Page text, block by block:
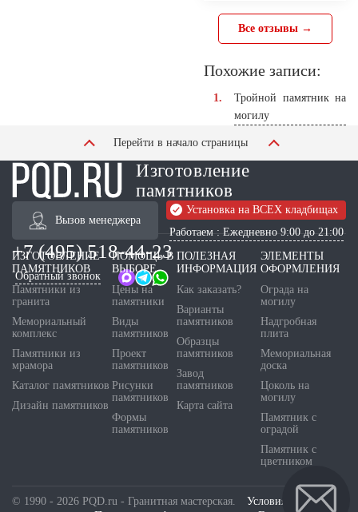
Все отзывы →
Похожие записи:
Тройной памятник на
могилу
Перейти в начало страницы
Изготовление
памятников
Вызов менеджера
Установка на ВСЕХ кладбищах
Работаем : Ежедневно 9:00 до 21:00
+7 (495) 518-44-23
Обратный звонок
ИЗГОТОВЛЕНИЕ
ПАМЯТНИКОВ
Памятники из
гранита
Мемориальный
комплекс
Памятники из
мрамора
Каталог памятников
Дизайн памятников
ПОМОЩЬ В
ВЫБОРЕ
Цены на
памятники
Виды
памятников
Проект
памятников
Рисунки
памятников
Формы
памятников
ПОЛЕЗНАЯ
ИНФОРМАЦИЯ
Как заказать?
Варианты
памятников
Образцы
памятников
Завод
памятников
Карта сайта
ЭЛЕМЕНТЫ
ОФОРМЛЕНИЯ
Ограда на
могилу
Надгробная
плита
Мемориальная
доска
Цоколь на
могилу
Памятник с
оградой
Памятник с
цветником
© 1990 - 2026 PQD.ru - Гранитная мастерская. Условия